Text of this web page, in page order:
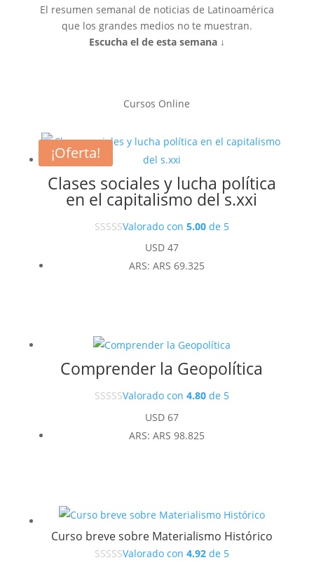
El resumen semanal de noticias de Latinoamérica
que los grandes medios no te muestran.
Escucha el de esta semana ↓
Cursos Online
Clases sociales y lucha política
en el capitalismo del s.xxi
Valorado con 5.00de 5
USD47
ARS: ARS 69.325
Comprender la Geopolítica
Valorado con 4.80de 5
USD67
ARS: ARS 98.825
Curso breve sobre Materialismo Histórico
Valorado con 4.92de 5
¡Oferta!